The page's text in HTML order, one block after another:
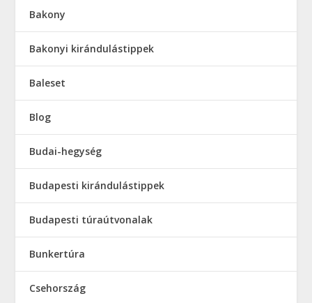
Bakony
Bakonyi kirándulástippek
Baleset
Blog
Budai-hegység
Budapesti kirándulástippek
Budapesti túraútvonalak
Bunkertúra
Csehország